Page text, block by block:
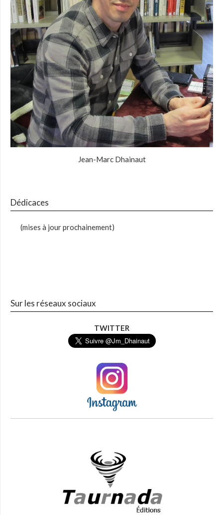
Jean-Marc Dhainaut
Dédicaces
(mises à jour prochainement)
Sur les réseaux sociaux
TWITTER